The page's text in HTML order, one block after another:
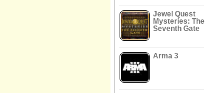
Jewel Quest
Mysteries: The
Seventh Gate
Arma 3